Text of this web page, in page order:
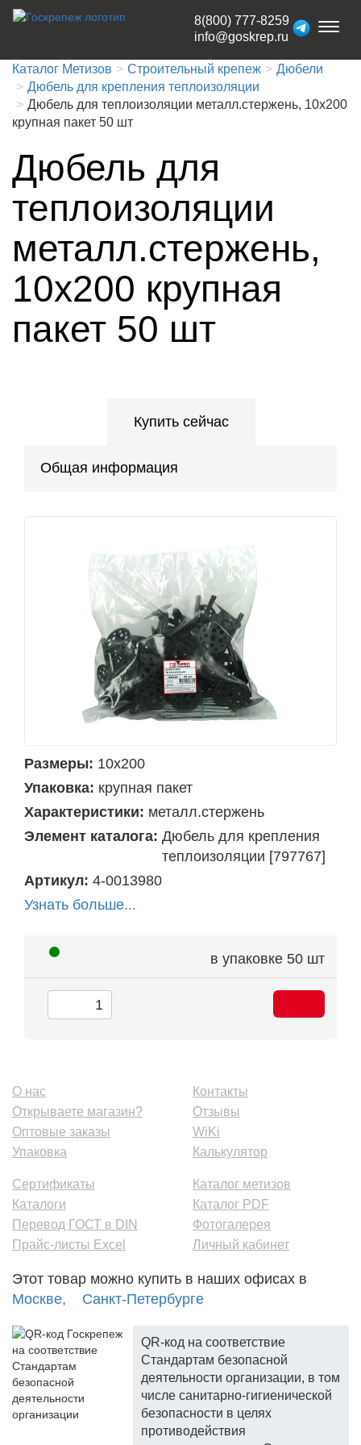
Toggle
8(800) 777-8259
info@goskrep.ru
Каталог Метизов Строительный крепеж
Дюбели
Дюбель для крепления теплоизоляции
Дюбель для теплоизоляции металл.стержень, 10x200
крупная пакет 50 шт
Дюбель для
теплоизоляции
металл.стержень,
10x200 крупная
пакет 50 шт
Купить сейчас
Общая информация
Размеры: 10х200
Упаковка: крупная пакет
Характеристики: металл.стержень
Элемент каталога: Дюбель для крепления
теплоизоляции [797767]
Артикул: 4-0013980
Узнать больше...
в упаковке 50 шт
О нас
Открываете магазин?
Оптовые заказы
Упаковка
Контакты
Отзывы
WiKi
Калькулятор
Сертификаты
Каталоги
Перевод ГОСТ в DIN
Прайс-листы Excel
Каталог метизов
Каталог PDF
Фотогалерея
Личный кабинет
Этот товар можно купить в наших офисах в
Москве,
Санкт-Петербурге
QR-код на соответствие
Стандартам безопасной
деятельности организации, в том
числе санитарно-гигиенической
безопасности в целях
противодействия